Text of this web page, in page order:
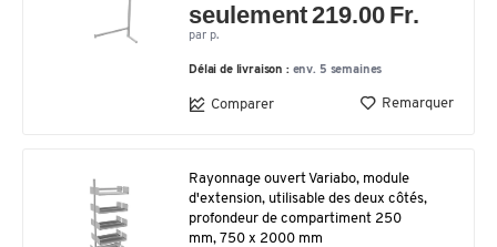
seulement 219.00 Fr.
par p.
Délai de livraison : env. 5 semaines
Comparer Remarquer
Rayonnage ouvert Variabo, module
d'extension, utilisable des deux côtés,
profondeur de compartiment 250
mm, 750 x 2000 mm